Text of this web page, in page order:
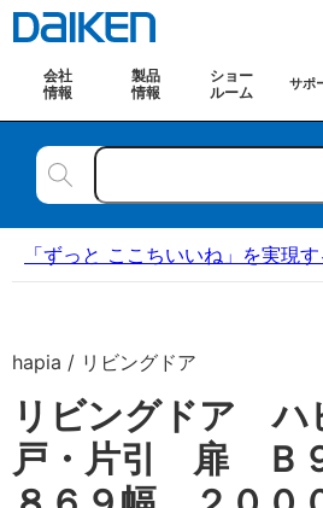
会社
情報
製品
情報
ショー
ルーム
サポ
「ずっと ここちいいね」を実現
hapia / リビングドア
リビングドア
戸・片引 扉 Ｂ